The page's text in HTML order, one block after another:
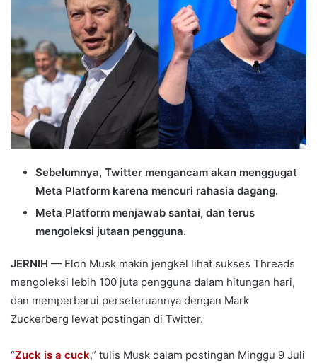
Sebelumnya, Twitter mengancam akan menggugat
Meta Platform karena mencuri rahasia dagang.
Meta Platform menjawab santai, dan terus
mengoleksi jutaan pengguna.
JERNIH — Elon Musk makin jengkel lihat sukses Threads
mengoleksi lebih 100 juta pengguna dalam hitungan hari,
dan memperbarui perseteruannya dengan Mark
Zuckerberg lewat postingan di Twitter.
“Zuck is a cuck,” tulis Musk dalam postingan Minggu 9 Juli